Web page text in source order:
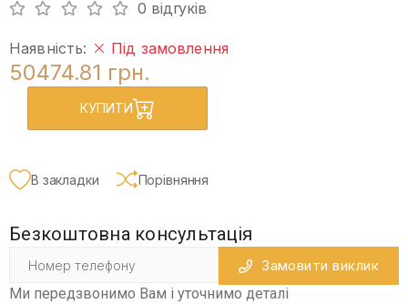
0 відгуків
Наявність: Під замовлення
50474.81 грн.
КУПИТИ
В закладки Порівняння
Безкоштовна консультація
Замовити виклик
Ми передзвонимо Вам і уточнимо деталі